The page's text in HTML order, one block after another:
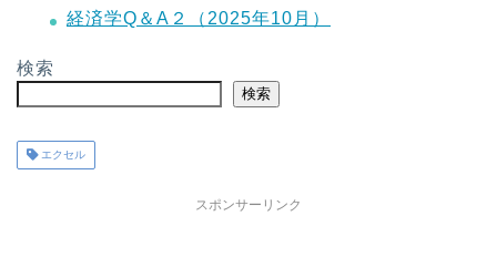
経済学Q＆A２（2025年10月）
検索
検索
エクセル
スポンサーリンク